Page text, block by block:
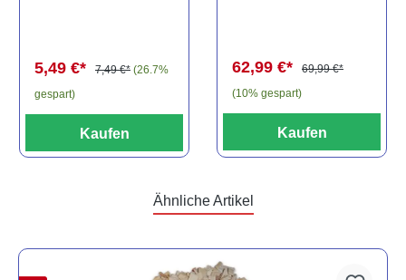
5,49 €* 7,49 €* (26.7%
gespart)
Kaufen
62,99 €*
69,99 €*
(10% gespart)
Kaufen
Ähnliche Artikel